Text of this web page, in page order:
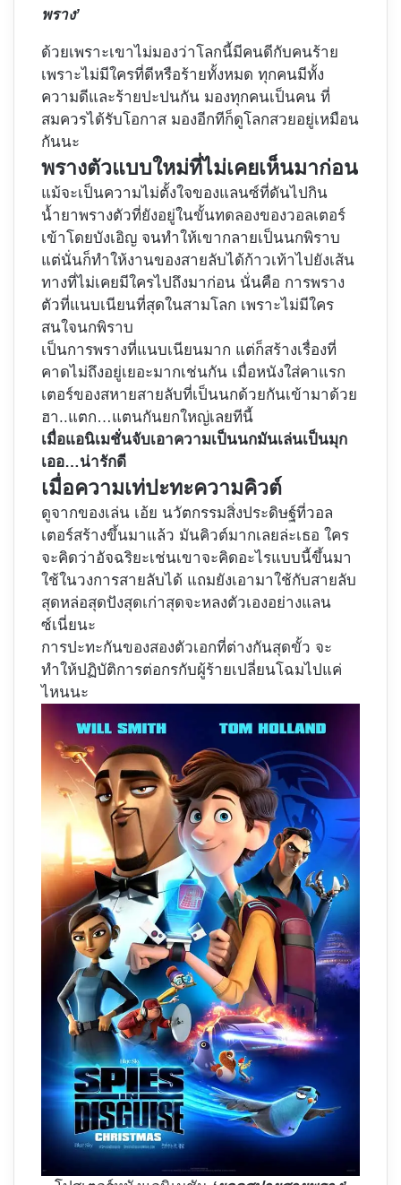
พราง’
ด้วยเพราะเขาไม่มองว่าโลกนี้มีคนดีกับคนร้าย
เพราะไม่มีใครที่ดีหรือร้ายทั้งหมด ทุกคนมีทั้ง
ความดีและร้ายปะปนกัน มองทุกคนเป็นคน ที่
สมควรได้รับโอกาส มองอีกทีก็ดูโลกสวยอยู่เหมือน
กันนะ
พรางตัวแบบใหม่ที่ไม่เคยเห็นมาก่อน
แม้จะเป็นความไม่ตั้งใจของแลนซ์ที่ดันไปกิน
น้ำยาพรางตัวที่ยังอยู่ในขั้นทดลองของวอลเตอร์
เข้าโดยบังเอิญ จนทำให้เขากลายเป็นนกพิราบ
แต่นั่นก็ทำให้งานของสายลับได้ก้าวเท้าไปยังเส้น
ทางที่ไม่เคยมีใครไปถึงมาก่อน นั่นคือ การพราง
ตัวที่แนบเนียนที่สุดในสามโลก เพราะไม่มีใคร
สนใจนกพิราบ
เป็นการพรางที่แนบเนียนมาก แต่ก็สร้างเรื่องที่
คาดไม่ถึงอยู่เยอะมากเช่นกัน เมื่อหนังใส่คาแรก
เตอร์ของสหายสายลับที่เป็นนกด้วยกันเข้ามาด้วย
ฮา..แตก…แตนกันยกใหญ่เลยทีนี้
เมื่อแอนิเมชั่นจับเอาความเป็นนกมันเล่นเป็นมุก
เออ…น่ารักดี
เมื่อความเท่ปะทะความคิวต์
ดูจากของเล่น เอ้ย นวัตกรรมสิ่งประดิษฐ์ที่วอล
เตอร์สร้างขึ้นมาแล้ว มันคิวต์มากเลยล่ะเธอ ใคร
จะคิดว่าอัจฉริยะเช่นเขาจะคิดอะไรแบบนี้ขึ้นมา
ใช้ในวงการสายลับได้ แถมยังเอามาใช้กับสายลับ
สุดหล่อสุดปังสุดเก่าสุดจะหลงตัวเองอย่างแลน
ซ์เนี่ยนะ
การปะทะกันของสองตัวเอกที่ต่างกันสุดขั้ว จะ
ทำให้ปฏิบัติการต่อกรกับผู้ร้ายเปลี่ยนโฉมไปแค่
ไหนนะ